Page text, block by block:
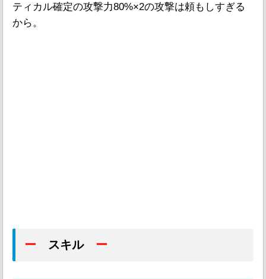
ティカル確定の攻撃力80%×2の攻撃は頼もしすぎる
から。
ー スキル ー